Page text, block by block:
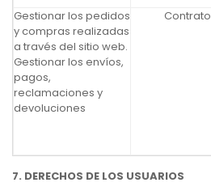
Gestionar los pedidos
y compras realizadas
a través del sitio web.
Gestionar los envíos,
pagos,
reclamaciones y
devoluciones
Contrato
7. DERECHOS DE LOS USUARIOS